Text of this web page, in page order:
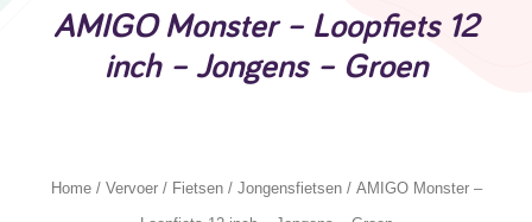
AMIGO Monster – Loopfiets 12
inch – Jongens – Groen
Home/ Vervoer/ Fietsen/ Jongensfietsen/ AMIGO Monster –